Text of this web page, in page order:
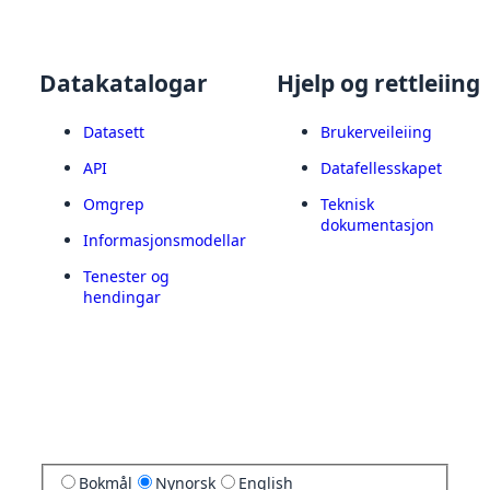
Datakatalogar
Datasett
API
Omgrep
Informasjonsmodellar
Tenester og
hendingar
Hjelp og rettleiing
Brukerveileiing
Datafellesskapet
Teknisk
dokumentasjon
Bokmål Nynorsk English